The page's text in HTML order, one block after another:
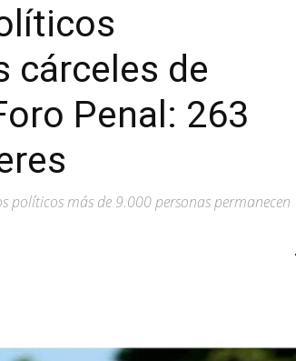
cárceles de
Penal: 263
políticos más de 9.000 personas permanecen